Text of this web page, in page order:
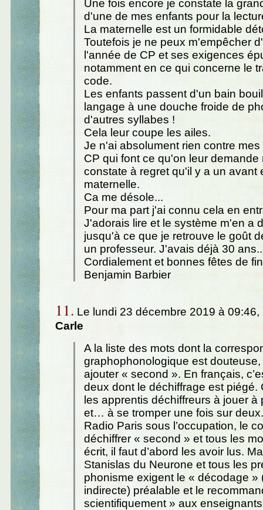
Une fois encore je constate la
d'une de mes enfants pour la
La maternelle est un formidable
Toutefois je ne peux m'empêcher
l'année de CP et ses exigences
notamment en ce qui concerne le
code.
Les enfants passent d'un bain
langage à une douche froide de
d'autres syllabes !
Cela leur coupe les ailes.
Je n'ai absolument rien contre
CP qui font ce qu'on leur demande
constate à regret qu'il y a un avant
maternelle.
Ca me désole...
Pour ma part j'ai connu cela en
J'adorais lire et le système m'en a
jusqu'à ce que je retrouve le goût
un professeur. J'avais déjà 30
Cordialement et bonnes fêtes de
Benjamin Barbier
11. Le lundi 23 décembre 2019 à
Carle
A la liste des mots dont la
graphophonologique est
ajouter « second ». En français,
deux dont le déchiffrage est piégé.
les apprentis déchiffreurs à jouer à
et… à se tromper une fois sur
Radio Paris sous l’occupation, le
déchiffrer « second » et tous les
écrit, il faut d’abord les avoir lus.
Stanislas du Neurone et tous les
phonisme exigent le « décodage »
indirecte) préalable et le
scientifiquement » aux